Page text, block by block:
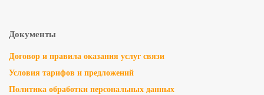
Документы
Договор и правила оказания услуг связи
Условия тарифов и предложений
Политика обработки персональных данных